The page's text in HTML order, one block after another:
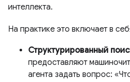
интеллекта.
На практике это включает в
Структурированный
предоставляют
агента задать вопрос: